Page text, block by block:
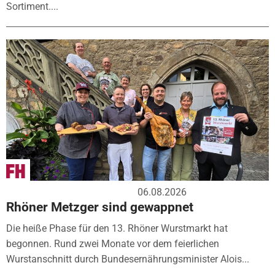
Sortiment....
06.08.2026
Rhöner Metzger sind gewappnet
Die heiße Phase für den 13. Rhöner Wurstmarkt hat
begonnen. Rund zwei Monate vor dem feierlichen
Wurstanschnitt durch Bundesernährungsminister Alois...